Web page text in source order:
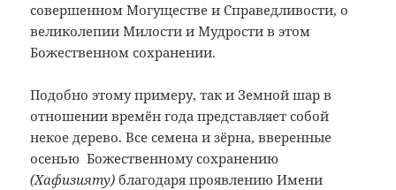
совершенном Могуществе и Справедливости, о
великолепии Милости и Мудрости в этом
Божественном сохранении.
Подобно этому примеру, так и Земной шар в
отношении времён года представляет собой
некое дерево. Все семена и зёрна, вверенные
осенью Божественному сохранению
(Хафизияту) благодаря проявлению Имени